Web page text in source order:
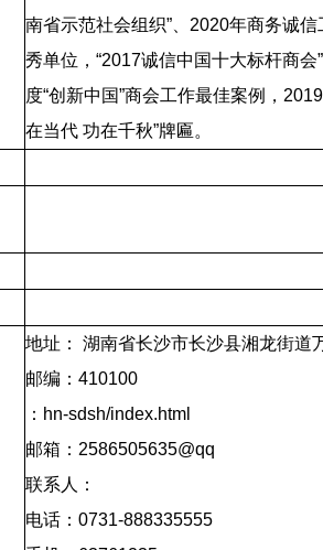
南省示范社会组织”、 2020年商务诚信
秀单位，“2017诚信中国十大标杆商会
度“创新中国”商会工作最佳案例， 2019
在当代 功在千秋”牌匾。
地址： 湖南省长沙市长沙县湘龙街道
邮编： 410100
： hn-sdsh/index.html
邮箱： 2586505635@qq
联系人：
电话： 0731-888335555